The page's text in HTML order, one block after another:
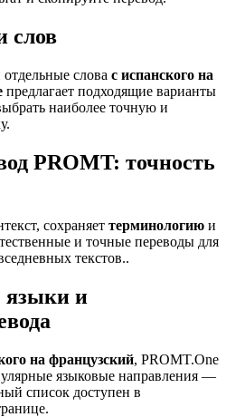
слов
слова с испанского на
предлагает подходящие варианты
наиболее точную и
PROMT: точность
сохраняет терминологию и
и точные переводы для
текстов..
языки и
на французский, PROMT.One
языковые направления —
список доступен в